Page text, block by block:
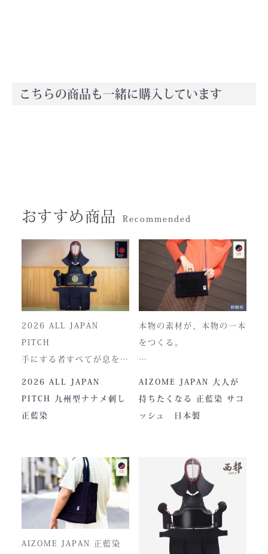
こちらの商品も一緒に購入しています
おすすめ商品 Recommended
2026 ALL JAPAN
PITCH
手にする者すべてが息をの
度着けた者にしかわからな
い、“本物”の存在感。ALL
集めてきた防具です。その
堅牢さ、美しい造形、そし
て驚くほどの機動力。実戦
に必要な「守り」と「動
き」を極限まで高めたこの
一式は、まさに現代剣道具
2026 ALL JAPAN
PITCH 九州型ナナメ刺し
正藍染
本物の素材が、本物の一本
をつくる。
本製品は、日本が誇る伝統
素材「正藍染生地」を使用
し、熊本の製作拠点にて一
正藍染ならではの深みある
色合いは、使い込むほどに
風合いが増し、唯一無二の
AIZOME JAPAN 大人が
持ちたくなる 正藍染 サコ
ッシュ 日本製
AIZOME JAPAN 正藍染